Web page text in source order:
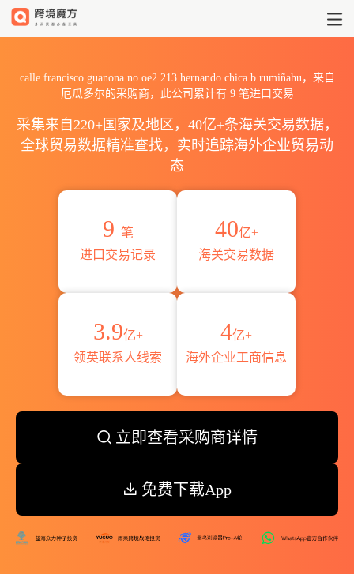
calle francisco guanona no oe2 213 hernando chica b rumiñahu，来自
厄瓜多尔的采购商，此公司累计有 9笔进口交易
采集来自220+国家及地区，40亿+条海关交易数据，
全球贸易数据精准查找，实时追踪海外企业贸易动
态
9 笔
进口交易记录
40亿+
海关交易数据
3.9亿+
领英联系人线索
4亿+
海外企业工商信息
立即查看采购商详情
免费下载App